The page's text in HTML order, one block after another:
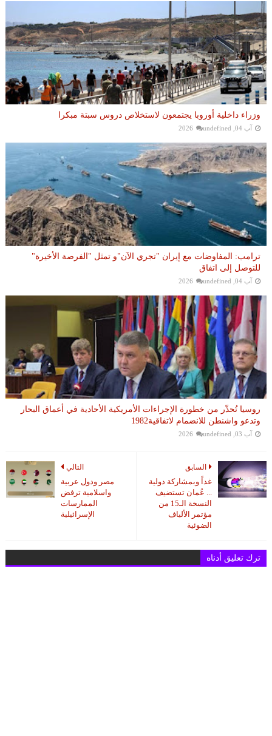
وزراء داخلية أوروبا يجتمعون لاستخلاص دروس سبتة مبكرا
آب 04, 2026 undefined
ترامب: المفاوضات مع إيران "تجري الآن"و تمثل "الفرصة الأخيرة"
للتوصل إلى اتفاق
آب 04, 2026 undefined
روسيا تُحذّر من خطورة الإجراءات الأمريكية الأحادية في أعماق البحار
وتدعو واشنطن للانضمام لاتفاقية1982
آب 03, 2026 undefined
التالي
مصر ودول عربية
واسلامية ترفض
الممارسات
الإسرائيلية
السابق
غداً وبمشاركة دولية
... عُمان تستضيف
النسخة الـ15 من
مؤتمر الألياف
الضوئية
ترك تعليق أدناه